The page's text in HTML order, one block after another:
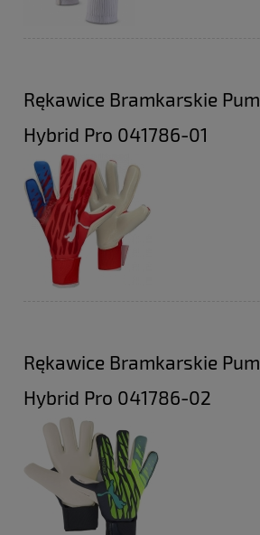
Rękawice Bramkarskie
Hybrid Pro 041786-01
Rękawice Bramkarskie
Hybrid Pro 041786-02